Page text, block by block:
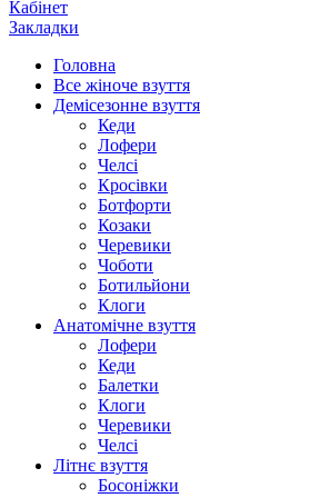
Кабінет
Закладки
Головна
Все жіноче взуття
Демісезонне взуття
Кеди
Лофери
Челсі
Кросівки
Ботфорти
Козаки
Черевики
Чоботи
Ботильйони
Клоги
Анатомічне взуття
Лофери
Кеди
Балетки
Клоги
Черевики
Челсі
Літнє взуття
Босоніжки